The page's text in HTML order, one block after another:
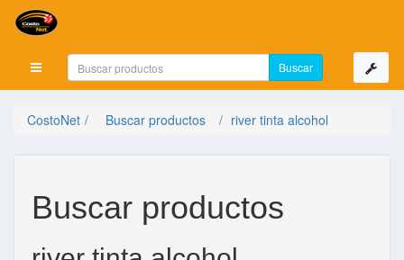
Mostrar menú
CostoNet Buscar productos river tinta alcohol
Buscar productos